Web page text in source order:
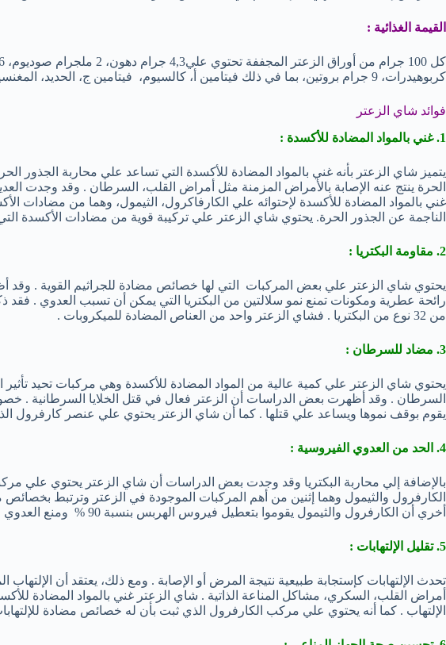
القيمة الغذائية :
كربوهيدرات، 9 جرام بروتين، بما في ذلك فيتامين أ، كالسيوم، فيتامين ج، الحديد، المغنسيوم ولا يحتوي الزعتر علي الكوليسترول .
فوائد شاي الزعتر
1. غني بالمواد المضادة للأكسدة :
يتميز شاي الزعتر بأنه غني بالمواد المضادة للأكسدة التي تساعد علي محاربة الجذور
الحرة ينتج عنه الإصابة بالأمراض المزمنة مثل أمراض القلب، السرطان . وقد وجدت
غني بالمواد المضادة للأكسدة لإحتوائه علي الكارفاكرول، الثيمول، وهما من مضادات
الناجمة عن الجذور الحرة. يحتوي شاي الزعتر علي تركيبة قوية من مضادات
2. مقاومة البكتريا :
يحتوي شاي الزعتر علي بعض المركبات التي لها خصائص مضادة للجراثيم القوية .
رائحة عطرية ومكونات تمنع نمو سلالتين من البكتريا التي يمكن أن تسبب العدوي .
من 32 نوع من البكتريا . فشاي الزعتر واحد من العناص المضادة للميكروبات .
3. مضاد للسرطان :
يحتوي شاي الزعتر علي كمية عالية من المواد المضادة للأكسدة وهي مركبات تحيد تأثير
السرطان . وقد أظهرت بعض الدراسات أن الزعتر فعال في قتل الخلايا السرطانية .
يقوم بوقف نموها ويساعد علي قتلها . كما أن شاي الزعتر يحتوي علي عنصر كارفرول
4. الحد من العدوي الفيروسية :
بالإضافة إلي محاربة البكتريا وقد وجدت بعض الدراسات أن شاي الزعتر يحتوي علي
الكارفرول والثيمول وهما إثنين من أهم المركبات الموجودة في الزعتر وترتبط
أخري أن الكارفرول والثيمول يقوموا بتعطيل فيروس الهربس بنسبة 90 % ومنع العدوي الفيروسية في البشر .
5. تقليل الإلتهابات :
تحدث الإلتهابات كإستجابة طبيعية نتيجة المرض أو الإصابة . ومع ذلك، يعتقد أن
أمراض القلب، السكري، مشاكل المناعة الذاتية . شاي الزعتر غني بالمواد المضادة
الإلتهاب . كما أنه يحتوي علي مركب الكارفرول الذي ثبت بأن له خصائص مضادة